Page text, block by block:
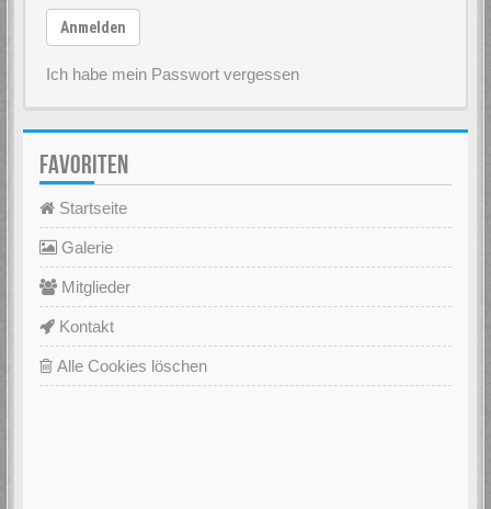
Anmelden
Ich habe mein Passwort vergessen
FAVORITEN
Startseite
Galerie
Mitglieder
Kontakt
Alle Cookies löschen